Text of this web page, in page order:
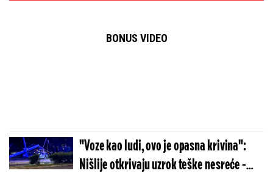
BONUS VIDEO
"Voze kao ludi, ovo je opasna krivina":
Nišlije otkrivaju uzrok teške nesreće -